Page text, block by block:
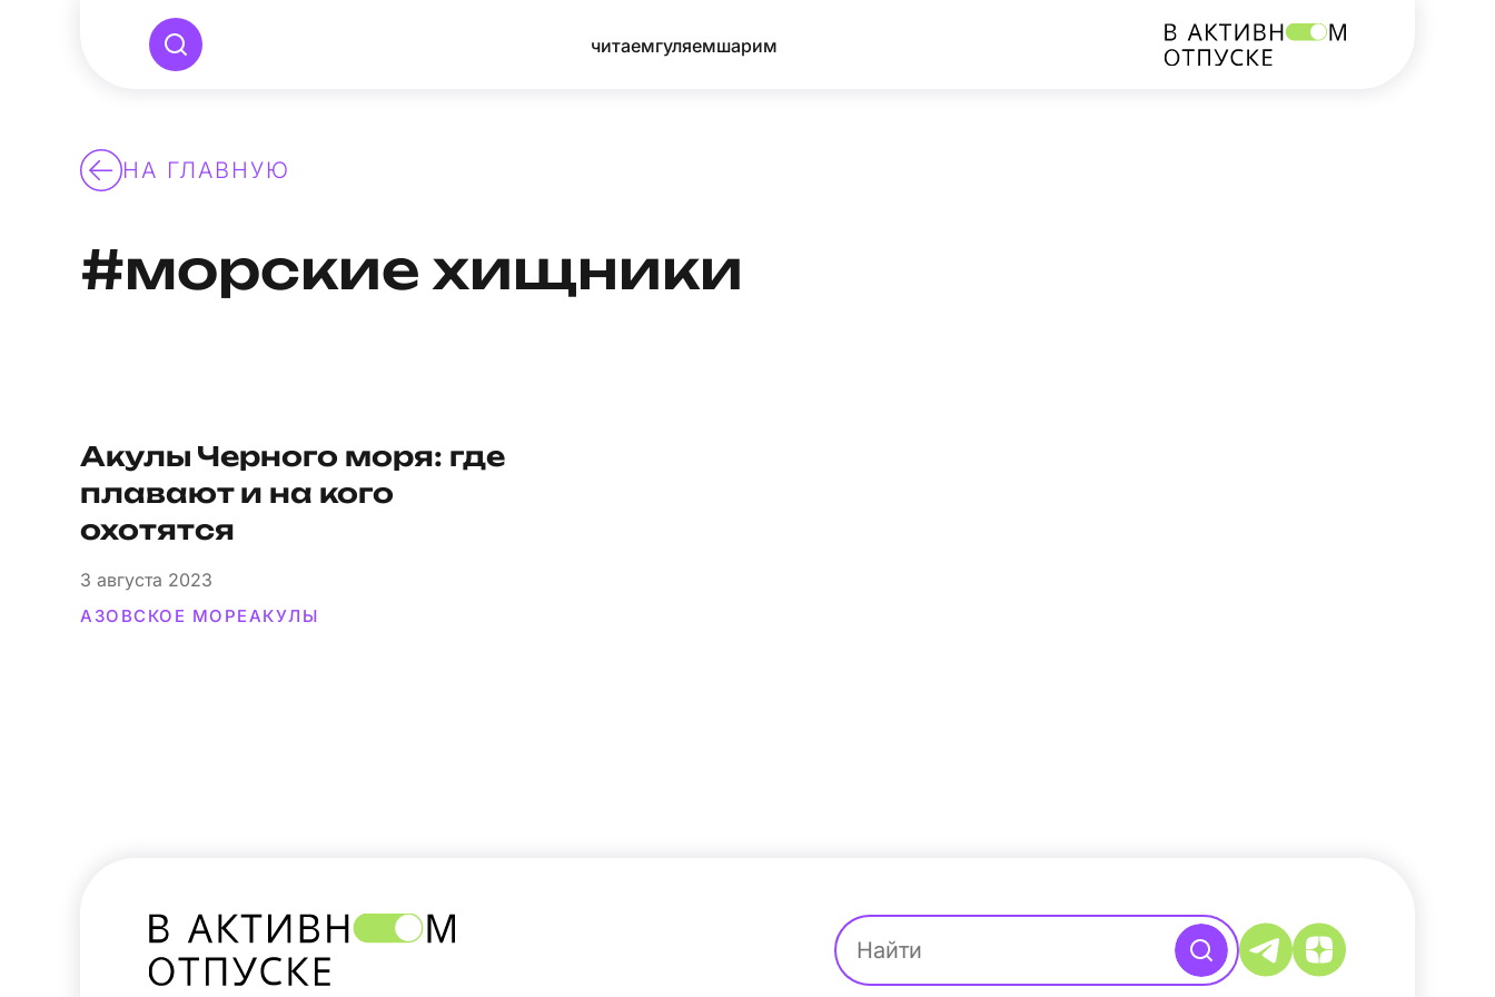
читаемгуляемшарим
НА ГЛАВНУЮ
#морские хищники
Акулы Черного моря: где
плавают и на кого
охотятся
3 августа 2023
АЗОВСКОЕ МОРЕАКУЛЫ